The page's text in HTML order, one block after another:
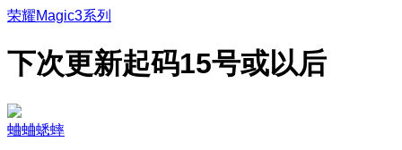
荣耀Magic3系列
下次更新起码15号或以后
蛐蛐蟋蟀